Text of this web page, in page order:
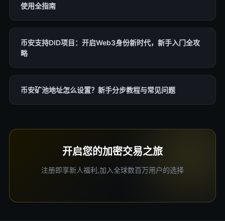
使用全指南
币安支持DID项目：开启Web3身份新时代，新手入门全攻
略
币安矿池地址怎么设置？新手分步教程与常见问题
开启您的加密交易之旅
注册即享新人福利,加入全球数百万用户的选择